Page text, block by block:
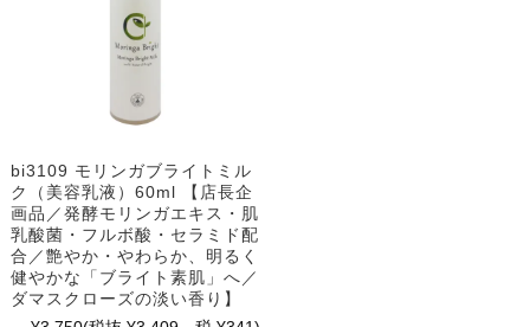
bi3109 モリンガブライトミル
ク（美容乳液）60ml 【店長企
画品／発酵モリンガエキス・肌
乳酸菌・フルボ酸・セラミド配
合／艶やか・やわらか、明るく
健やかな「ブライト素肌」へ／
ダマスクローズの淡い香り】